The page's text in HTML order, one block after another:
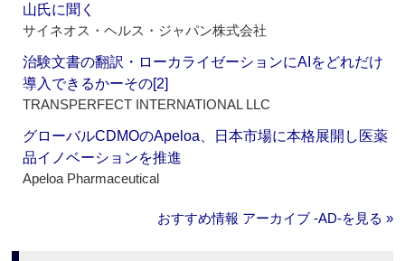
山氏に聞く
サイネオス・ヘルス・ジャパン株式会社
治験文書の翻訳・ローカライゼーションにAIをどれだけ
導入できるかーその[2]
TRANSPERFECT INTERNATIONAL LLC
グローバルCDMOのApeloa、日本市場に本格展開し医薬
品イノベーションを推進
Apeloa Pharmaceutical
おすすめ情報 アーカイブ ‐AD‐を見る »